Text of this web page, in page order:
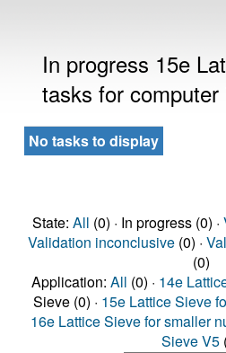
In progress 15e
tasks for computer
No tasks to display
State: All (0) · In progress (0) ·
Validation inconclusive(0) ·
(0)
Application: All (0) · 14e
Sieve (0) · 15e Lattice Sieve
16e Lattice Sieve for smaller
Sieve V5